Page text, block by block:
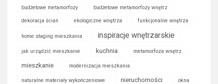
budżetowe metamorfozy budżetowe metamorfozy wnętrz
dekoracja ścian ekologiczne wnętrza funkcjonalne wnętrza
home staging mieszkania inspiracje wnętrzarskie
jak urządzić mieszkanie kuchnia metamorfoza wnętrz
mieszkanie modernizacja mieszkania
naturalne materiały wykończeniowe nieruchomości okna